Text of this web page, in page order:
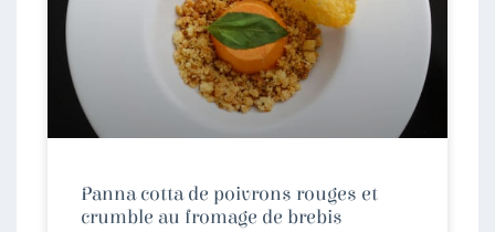
Panna cotta de poivrons rouges et
crumble au fromage de brebis